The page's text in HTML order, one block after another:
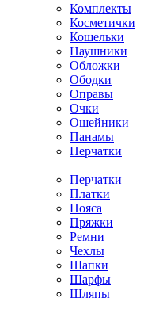
Комплекты
Косметички
Кошельки
Наушники
Обложки
Ободки
Оправы
Очки
Ошейники
Панамы
Перчатки
Перчатки
Платки
Пояса
Пряжки
Ремни
Чехлы
Шапки
Шарфы
Шляпы